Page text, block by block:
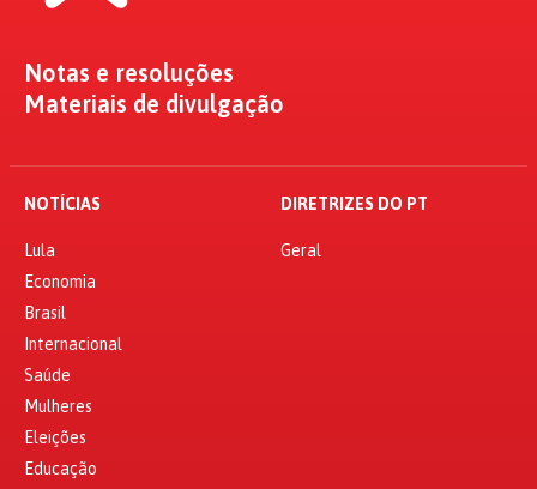
Notas e resoluções
Materiais de divulgação
NOTÍCIAS
Lula
Economia
Brasil
Internacional
Saúde
Mulheres
Eleições
Educação
DIRETRIZES DO PT
Geral